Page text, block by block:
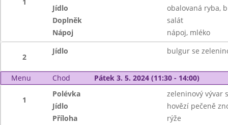
Jídlo
obalovaná ryba,
Doplněk
salát
Nápoj
nápoj, mléko
2
Jídlo bulgur se
Menu Chod Pátek 3. 5. 2024 (11:30 - 14:00)
1
Polévka
zeleninový vývar
Jídlo
hovězí pečeně
Příloha
rýže